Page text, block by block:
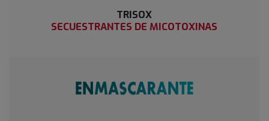
TRISOX
SECUESTRANTES DE MICOTOXINAS